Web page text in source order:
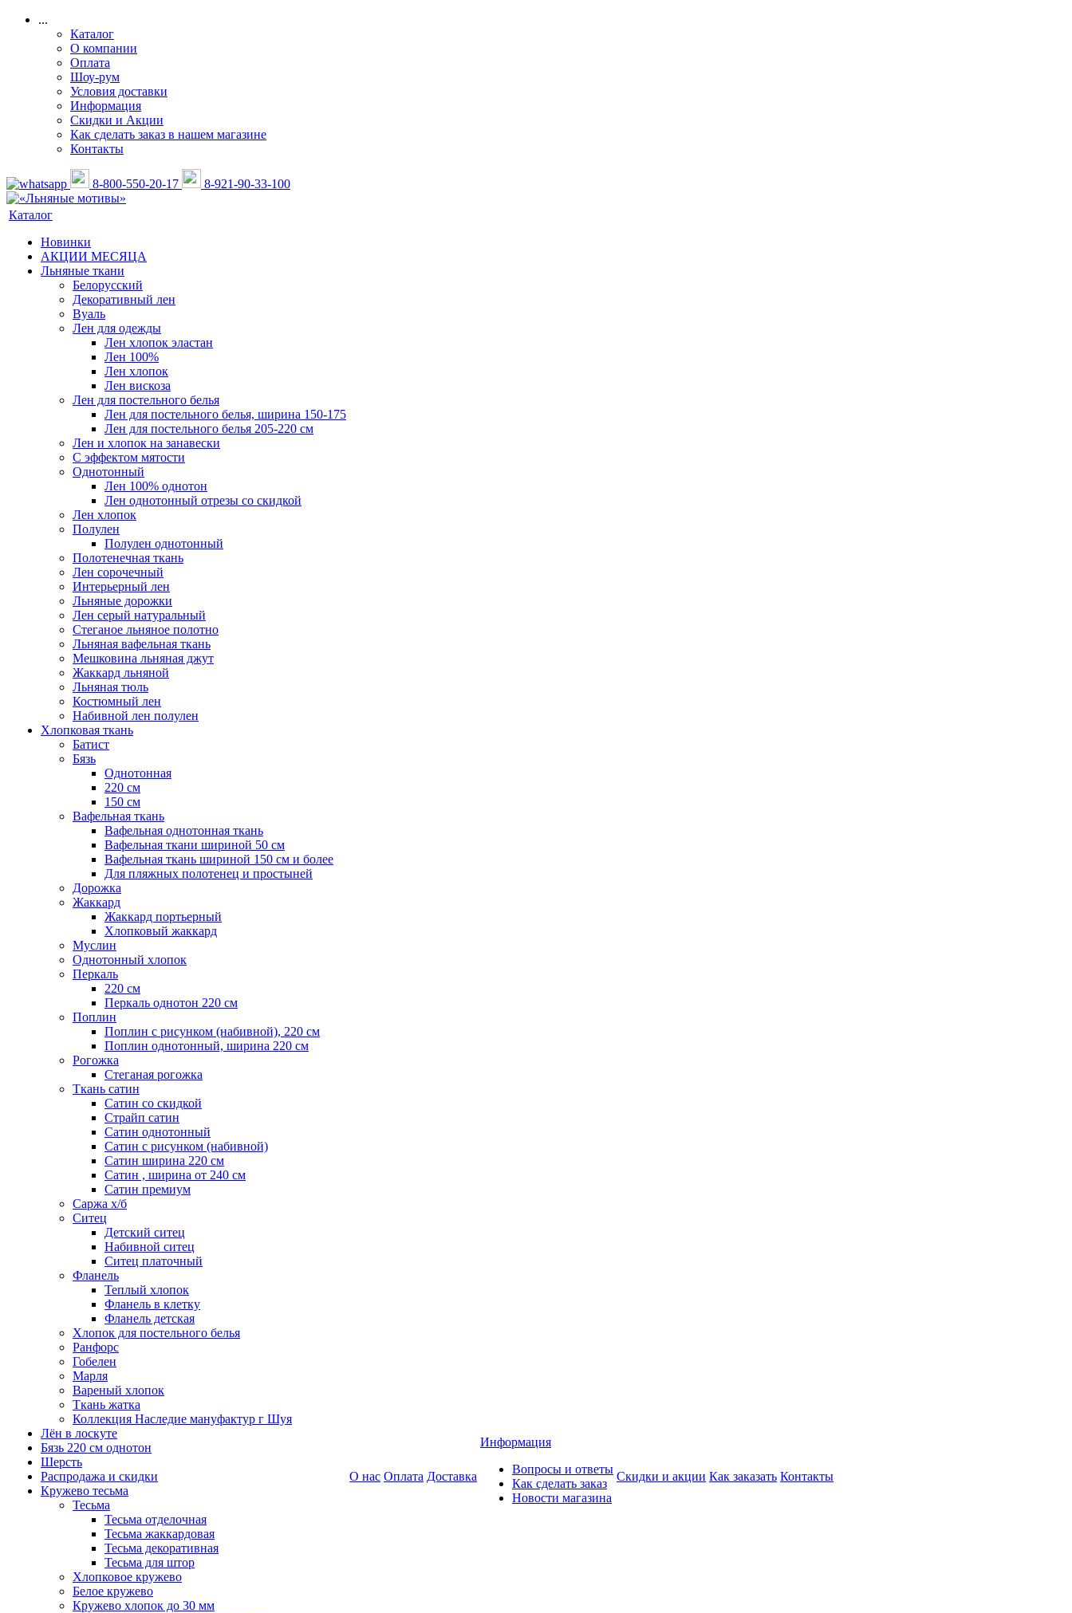
...
Каталог
О компании
Оплата
Шоу-рум
Условия доставки
Информация
Скидки и Акции
Как сделать заказ в нашем магазине
Контакты
8-800-550-20-17 8-921-90-33-100
Каталог
Новинки
АКЦИИ МЕСЯЦА
Льняные ткани
Белорусский
Декоративный лен
Вуаль
Лен для одежды
Лен хлопок эластан
Лен 100%
Лен хлопок
Лен вискоза
Лен для постельного белья
Лен для постельного белья, ширина 150-175
Лен для постельного белья 205-220 см
Лен и хлопок на занавески
С эффектом мятости
Однотонный
Лен 100% однотон
Лен однотонный отрезы со скидкой
Лен хлопок
Полулен
Полулен однотонный
Полотенечная ткань
Лен сорочечный
Интерьерный лен
Льняные дорожки
Лен серый натуральный
Стеганое льняное полотно
Льняная вафельная ткань
Мешковина льняная джут
Жаккард льняной
Льняная тюль
Костюмный лен
Набивной лен полулен
Хлопковая ткань
Батист
Бязь
Однотонная
220 см
150 см
Вафельная ткань
Вафельная однотонная ткань
Вафельная ткани шириной 50 см
Вафельная ткань шириной 150 см и более
Для пляжных полотенец и простыней
Дорожка
Жаккард
Жаккард портьерный
Хлопковый жаккард
Муслин
Однотонный хлопок
Перкаль
220 см
Перкаль однотон 220 см
Поплин
Поплин с рисунком (набивной), 220 см
Поплин однотонный, ширина 220 см
Рогожка
Стеганая рогожка
Ткань сатин
Сатин со скидкой
Страйп сатин
Сатин однотонный
Сатин с рисунком (набивной)
Сатин ширина 220 см
Сатин , ширина от 240 см
Сатин премиум
Саржа х/б
Ситец
Детский ситец
Набивной ситец
Ситец платочный
Фланель
Теплый хлопок
Фланель в клетку
Фланель детская
Хлопок для постельного белья
Ранфорс
Гобелен
Марля
Вареный хлопок
Ткань жатка
Коллекция Наследие мануфактур г Шуя
Лён в лоскуте
Бязь 220 см однотон
Шерсть
Распродажа и скидки
Кружево тесьма
Тесьма
Тесьма отделочная
Тесьма жаккардовая
Тесьма декоративная
Тесьма для штор
Хлопковое кружево
Белое кружево
Кружево хлопок до 30 мм
О нас Оплата Доставка
Информация
Вопросы и ответы
Как сделать заказ
Новости магазина
Скидки и акции Как заказать Контакты